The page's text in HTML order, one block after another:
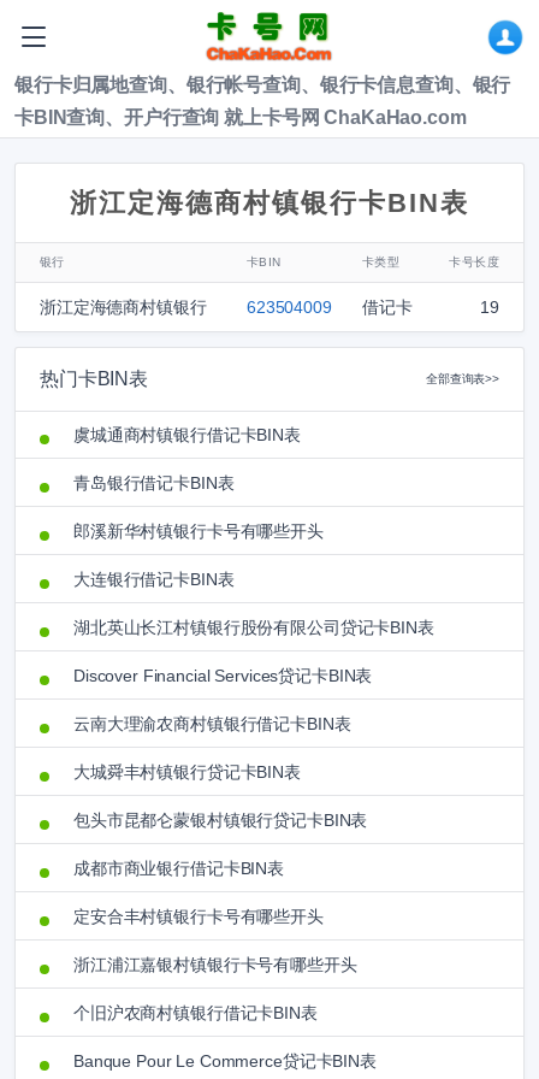
银行卡归属地查询、银行帐号查询、银行卡信息查询、银行
卡BIN查询、开户行查询 就上卡号网 ChaKaHao.com
浙江定海德商村镇银行卡BIN表
银行 卡BIN 卡类型 卡号长度
浙江定海德商村镇银行 623504009 借记卡 19
热门卡BIN表 全部查询表>>
虞城通商村镇银行借记卡BIN表
青岛银行借记卡BIN表
郎溪新华村镇银行卡号有哪些开头
大连银行借记卡BIN表
湖北英山长江村镇银行股份有限公司贷记卡BIN表
Discover Financial Services贷记卡BIN表
云南大理渝农商村镇银行借记卡BIN表
大城舜丰村镇银行贷记卡BIN表
包头市昆都仑蒙银村镇银行贷记卡BIN表
成都市商业银行借记卡BIN表
定安合丰村镇银行卡号有哪些开头
浙江浦江嘉银村镇银行卡号有哪些开头
个旧沪农商村镇银行借记卡BIN表
Banque Pour Le Commerce贷记卡BIN表